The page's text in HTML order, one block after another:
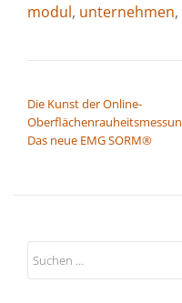
modul, unternehmen,
Die Kunst der Online-
Das neue EMG SORM®